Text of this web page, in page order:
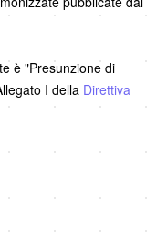
è "Presunzione di
I della Direttiva